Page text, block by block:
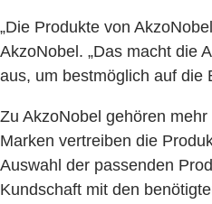
„Die Produkte von
AkzoNobel. „Das macht die
aus, um bestmöglich auf die
Zu AkzoNobel gehören
Marken vertreiben die
Auswahl der passenden
Kundschaft mit den